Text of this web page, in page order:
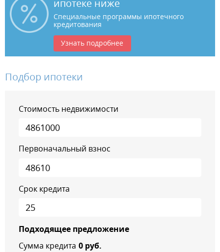
ипотеке ниже
Специальные программы ипотечного
кредитования
Узнать подробнее
Подбор ипотеки
Стоимость недвижимости
Первоначальный взнос
Срок кредита
Подходящее предложение
Сумма кредита 0руб.